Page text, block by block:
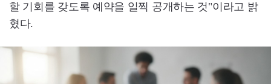
할 기회를 갖도록 예약을 일찍 공개하는 것"이라고 밝
혔다.